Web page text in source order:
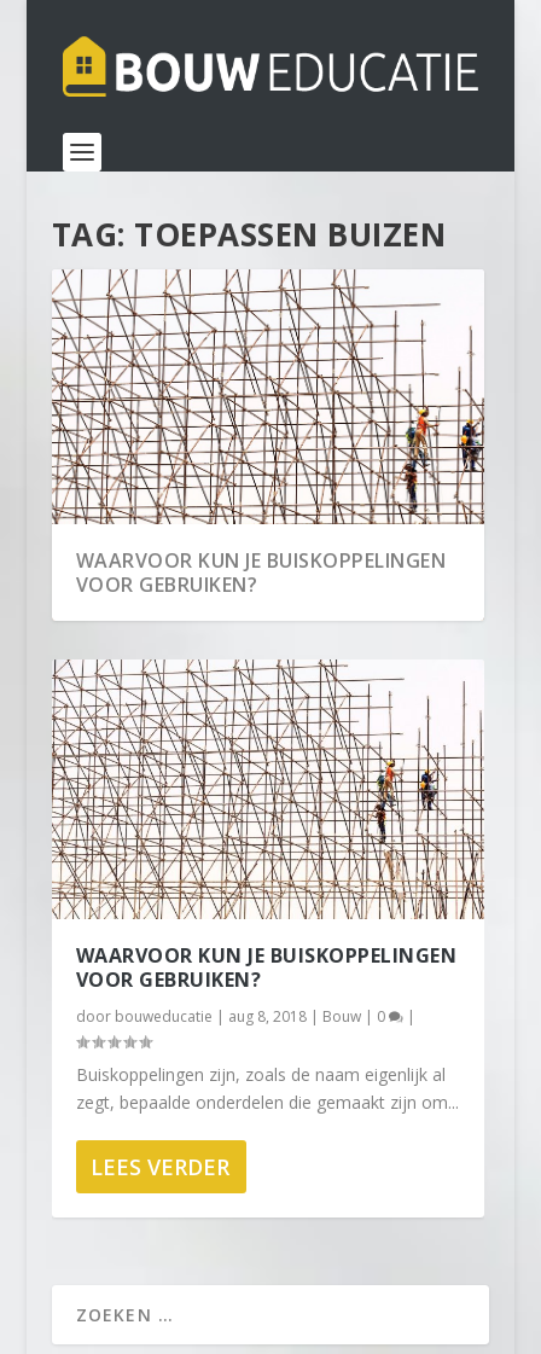
TAG: TOEPASSEN BUIZEN
WAARVOOR KUN JE BUISKOPPELINGEN
VOOR GEBRUIKEN?
WAARVOOR KUN JE BUISKOPPELINGEN
VOOR GEBRUIKEN?
door bouweducatie | aug 8, 2018| Bouw| 0 |
Buiskoppelingen zijn, zoals de naam eigenlijk al
zegt, bepaalde onderdelen die gemaakt zijn om...
LEES VERDER